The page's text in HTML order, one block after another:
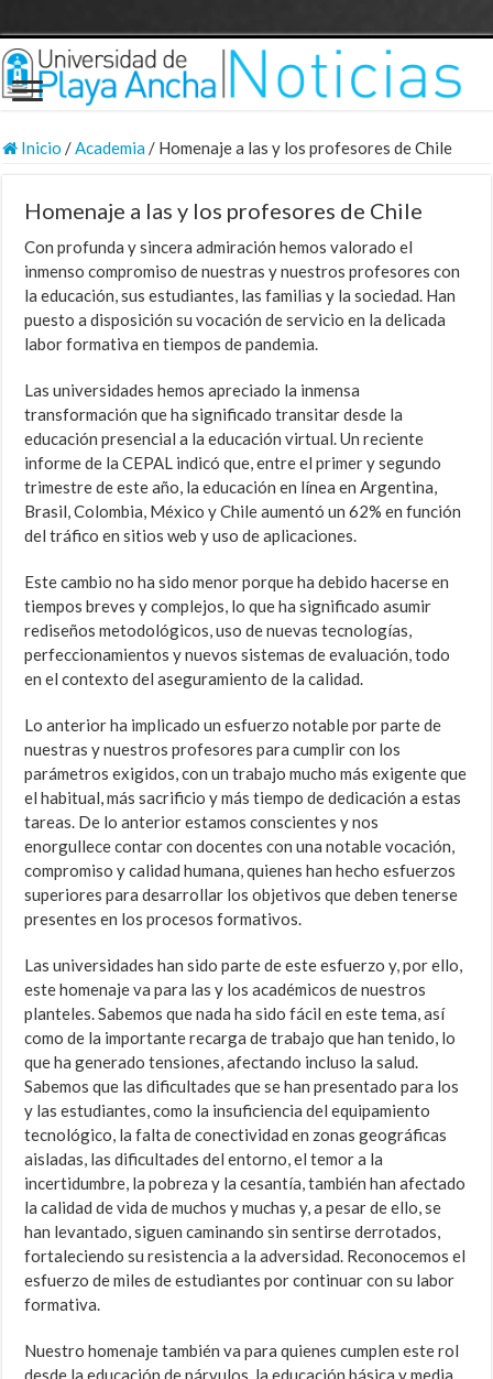
Inicio /Academia/ Homenaje a las y los profesores de Chile
Homenaje a las y los profesores de Chile
Con profunda y sincera admiración hemos valorado el
inmenso compromiso de nuestras y nuestros profesores con
la educación, sus estudiantes, las familias y la sociedad. Han
puesto a disposición su vocación de servicio en la delicada
labor formativa en tiempos de pandemia.
Las universidades hemos apreciado la inmensa
transformación que ha significado transitar desde la
educación presencial a la educación virtual. Un reciente
informe de la CEPAL indicó que, entre el primer y segundo
trimestre de este año, la educación en línea en Argentina,
Brasil, Colombia, México y Chile aumentó un 62% en función
del tráfico en sitios web y uso de aplicaciones.
Este cambio no ha sido menor porque ha debido hacerse en
tiempos breves y complejos, lo que ha significado asumir
rediseños metodológicos, uso de nuevas tecnologías,
perfeccionamientos y nuevos sistemas de evaluación, todo
en el contexto del aseguramiento de la calidad.
Lo anterior ha implicado un esfuerzo notable por parte de
nuestras y nuestros profesores para cumplir con los
parámetros exigidos, con un trabajo mucho más exigente que
el habitual, más sacrificio y más tiempo de dedicación a estas
tareas. De lo anterior estamos conscientes y nos
enorgullece contar con docentes con una notable vocación,
compromiso y calidad humana, quienes han hecho esfuerzos
superiores para desarrollar los objetivos que deben tenerse
presentes en los procesos formativos.
Las universidades han sido parte de este esfuerzo y, por ello,
este homenaje va para las y los académicos de nuestros
planteles. Sabemos que nada ha sido fácil en este tema, así
como de la importante recarga de trabajo que han tenido, lo
que ha generado tensiones, afectando incluso la salud.
Sabemos que las dificultades que se han presentado para los
y las estudiantes, como la insuficiencia del equipamiento
tecnológico, la falta de conectividad en zonas geográficas
aisladas, las dificultades del entorno, el temor a la
incertidumbre, la pobreza y la cesantía, también han afectado
la calidad de vida de muchos y muchas y, a pesar de ello, se
han levantado, siguen caminando sin sentirse derrotados,
fortaleciendo su resistencia a la adversidad. Reconocemos el
esfuerzo de miles de estudiantes por continuar con su labor
formativa.
Nuestro homenaje también va para quienes cumplen este rol